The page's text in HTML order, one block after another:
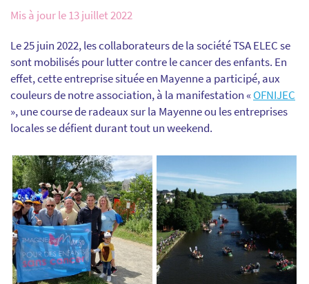
Mis à jour le 13 juillet 2022
Le 25 juin 2022, les collaborateurs de la société TSA ELEC se
sont mobilisés pour lutter contre le cancer des enfants. En
effet, cette entreprise située en Mayenne a participé, aux
couleurs de notre association, à la manifestation «OFNIJEC
», une course de radeaux sur la Mayenne ou les entreprises
locales se défient durant tout un weekend.